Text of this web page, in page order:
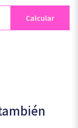
Calcular